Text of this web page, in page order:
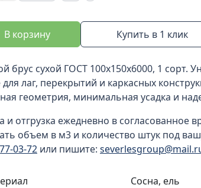
В корзину Купить в 1 клик
брус сухой ГОСТ 100x150x6000, 1 сорт.
для лаг, перекрытий и каркасных
геометрия, минимальная усадка и
и отгрузка ежедневно в согласованное
объем в м3 и количество штук под
03-72 или пишите:
Сосна, ель